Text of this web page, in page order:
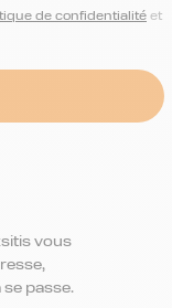
de confidentialité et
vous
se passe.